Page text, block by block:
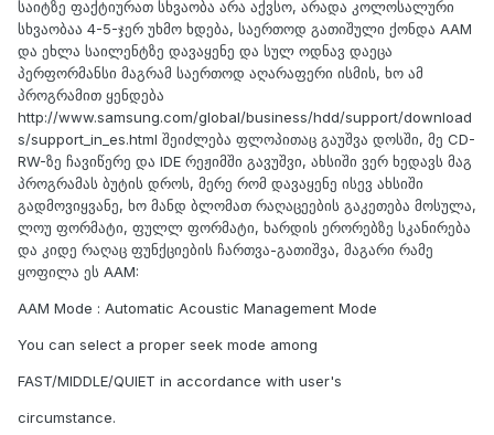
საიტზე ფაქტიურათ სხვაობა არა აქვსო, არადა კოლოსალური
სხვაობაა 4-5-ჯერ უხმო ხდება, საერთოდ გათიშული ქონდა AAM
და ეხლა საილენტზე დავაყენე და სულ ოდნავ დაეცა
პერფორმანსი მაგრამ საერთოდ აღარაფერი ისმის, ხო ამ
პროგრამით ყენდება
http://www.samsung.com/global/business/hdd/support/download
s/support_in_es.html შეიძლება ფლოპითაც გაუშვა დოსში, მე CD-
RW-ზე ჩავიწერე და IDE რეჟიმში გავუშვი, ახსიში ვერ ხედავს მაგ
პროგრამას ბუტის დროს, მერე რომ დავაყენე ისევ ახსიში
გადმოვიყვანე, ხო მანდ ბლომათ რაღაცეების გაკეთება მოსულა,
ლოუ ფორმატი, ფულლ ფორმატი, ხარდის ერორებზე სკანირება
და კიდე რაღაც ფუნქციების ჩართვა-გათიშვა, მაგარი რამე
ყოფილა ეს AAM:
AAM Mode : Automatic Acoustic Management Mode
You can select a proper seek mode among
FAST/MIDDLE/QUIET in accordance with user's
circumstance.